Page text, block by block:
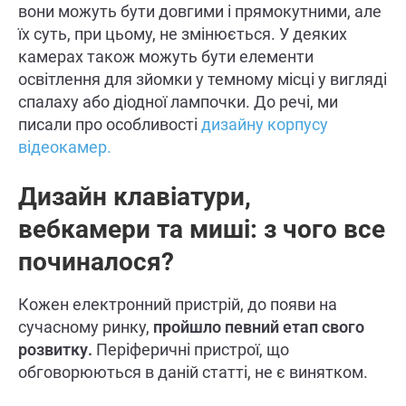
вони можуть бути довгими і прямокутними, але
їх суть, при цьому, не змінюється. У деяких
камерах також можуть бути елементи
освітлення для зйомки у темному місці у вигляді
спалаху або діодної лампочки. До речі, ми
писали про особливості дизайну корпусу
відеокамер.
Дизайн клавіатури,
вебкамери та миші: з чого все
починалося?
Кожен електронний пристрій, до появи на
сучасному ринку, пройшло певний етап свого
розвитку. Періферичні пристрої, що
обговорюються в даній статті, не є винятком.